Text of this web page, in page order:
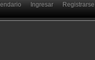
Ingresar Registrarse